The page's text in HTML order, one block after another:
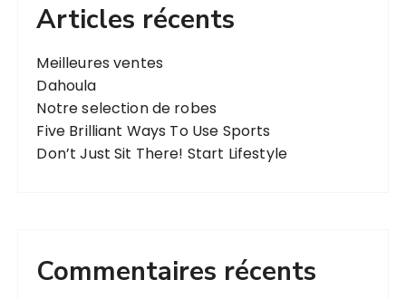
Articles récents
Meilleures ventes
Dahoula
Notre selection de robes
Five Brilliant Ways To Use Sports
Don’t Just Sit There! Start Lifestyle
Commentaires récents